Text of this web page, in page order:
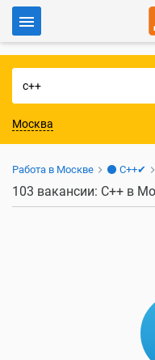
Для работодателей
Москва
Работа в Москве ⚫ C++✔
103 вакансии: C++ в